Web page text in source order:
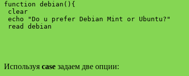
function debian(){
clear
echo "Do u prefer Debian Mint or Ubuntu?"
read debian
Используя case задаем две опции: